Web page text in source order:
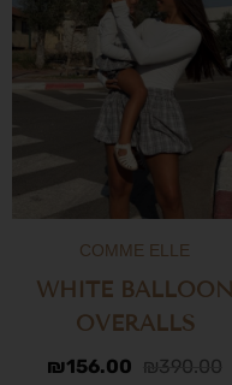
COMME ELLE
WHITE BALLOON
OVERALLS
₪390.00
₪156.00